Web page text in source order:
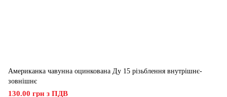
Американка чавунна оцинкована Ду 15 різьблення внутрішнє-
зовнішнє
130.00 грн з ПДВ